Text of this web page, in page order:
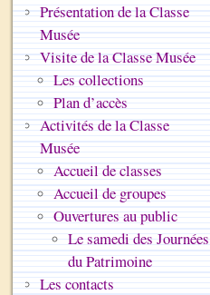
Présentation de la Classe
Musée
Visite de la Classe Musée
Les collections
Plan d’accès
Activités de la Classe
Musée
Accueil de classes
Accueil de groupes
Ouvertures au public
Le samedi des Journées
du Patrimoine
Les contacts